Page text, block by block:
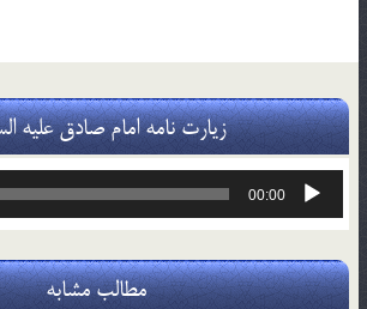
زیارت نامه امام صادق علیه
پخش‌کننده
00:00
مطالب مشابه